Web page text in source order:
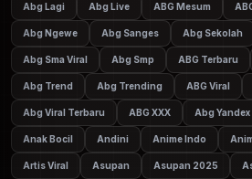
Abg Lagi Abg Live ABG Mesum
Abg Ngewe Abg Sanges Abg Sekolah
Abg Sma Viral Abg Smp ABG Terbaru
Abg Trend Abg Trending ABG Viral
Abg Viral Terbaru ABG XXX Abg Yandex
Anak Bocil Andini Anime Indo
Artis Viral Asupan Asupan 2025